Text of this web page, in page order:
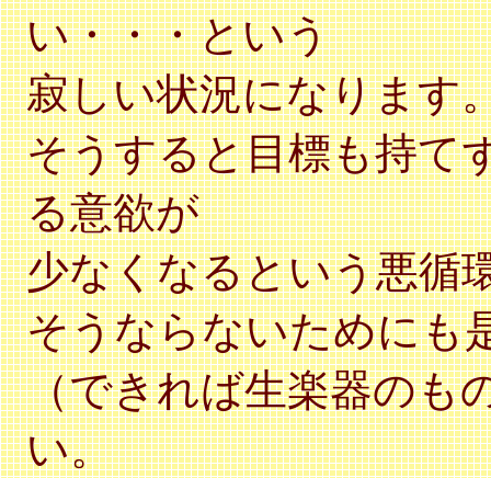
い・・・という
寂しい状況になります
そうすると目標も持て
る意欲が
少なくなるという悪循
そうならないためにも
（できれば生楽器のも
い。